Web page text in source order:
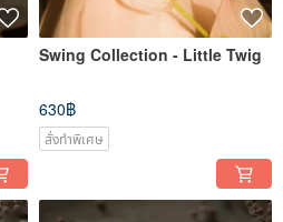
Swing Collection - Little Twig
630฿
สั่งทำพิเศษ